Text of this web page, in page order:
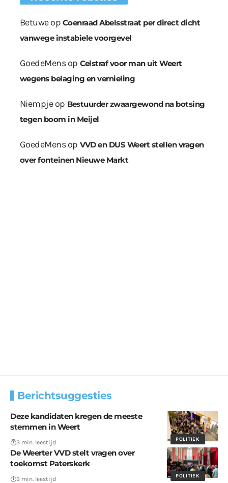
Betuweop Coenraad Abelsstraat per direct dicht
vanwege instabiele voorgevel
GoedeMensop Celstraf voor man uit Weert
wegens belaging en vernieling
Niempjeop Bestuurder zwaargewond na botsing
tegen boom in Meijel
GoedeMensop VVD en DUS Weert stellen vragen
over fonteinen Nieuwe Markt
Berichtsuggesties
POLITIEK
Deze kandidaten kregen de meeste
stemmen in Weert
3 min. leestijd
POLITIEK
De Weerter VVD stelt vragen over
toekomst Paterskerk
3 min. leestijd